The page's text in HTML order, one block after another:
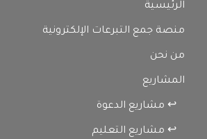
الرئيسية
منصة جمع التبرعات الإلكترونية
من نحن
المشاريع
↩ مشاريع الدعوة
↩ مشاريع التعليم